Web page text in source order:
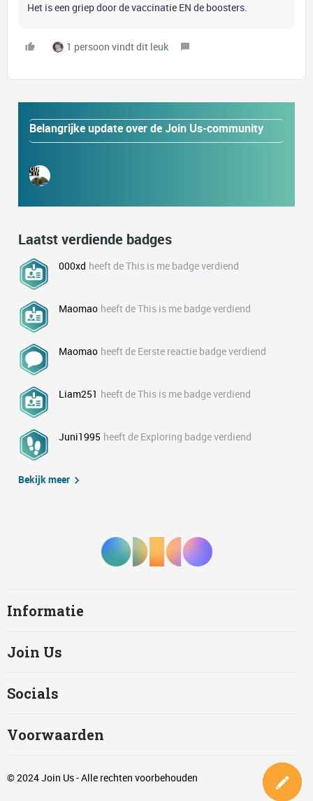
Het is een griep door de vaccinatie EN de boosters.
1 persoon vindt dit leuk
Belangrijke update over de Join Us-community
Laatst verdiende badges
000xd heeft de This is me badge verdiend
Maomao heeft de This is me badge verdiend
Maomao heeft de Eerste reactie badge verdiend
Liam251 heeft de This is me badge verdiend
Juni1995 heeft de Exploring badge verdiend
Bekijk meer
Informatie
Join Us
Socials
Voorwaarden
© 2024 Join Us - Alle rechten voorbehouden